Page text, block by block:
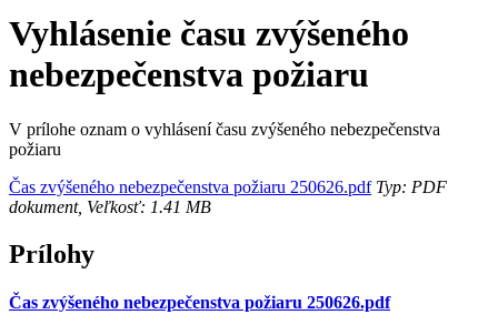
Vyhlásenie času zvýšeného
nebezpečenstva požiaru
V prílohe oznam o vyhlásení času zvýšeného nebezpečenstva
požiaru
Čas zvýšeného nebezpečenstva požiaru 250626.pdfTyp: PDF
dokument, Veľkosť: 1.41 MB
Prílohy
Čas zvýšeného nebezpečenstva požiaru 250626.pdf